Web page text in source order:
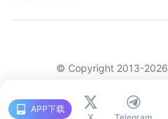
APP下载
© Copyright 2013-2026
简体繁體